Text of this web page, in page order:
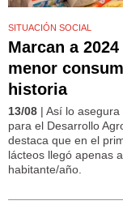
SITUACIÓN SOCIAL
Marcan a
menor
historia
13/08 | Así lo
para el Desarrollo
destaca que en el
lácteos llegó apenas
habitante/año.